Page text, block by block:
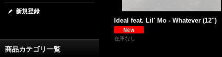
新規登録
商品カテゴリ一覧
Ideal feat. Lil' Mo - Whatever (12'')
在庫なし